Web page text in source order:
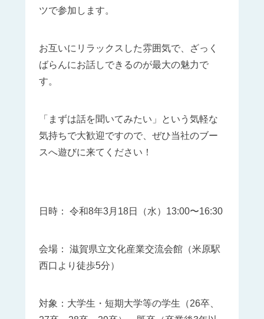
ツで参加します。
お互いにリラックスした雰囲気で、ざっく
ばらんにお話しできるのが最大の魅力で
す。
「まずは話を聞いてみたい」という気軽な
気持ちで大歓迎ですので、ぜひ当社のブー
スへ遊びに来てください！
日時： 令和8年3月18日（水）13:00〜16:30
会場： 滋賀県立文化産業交流会館（米原駅
西口より徒歩5分）
対象：大学生・短期大学等の学生（26卒、